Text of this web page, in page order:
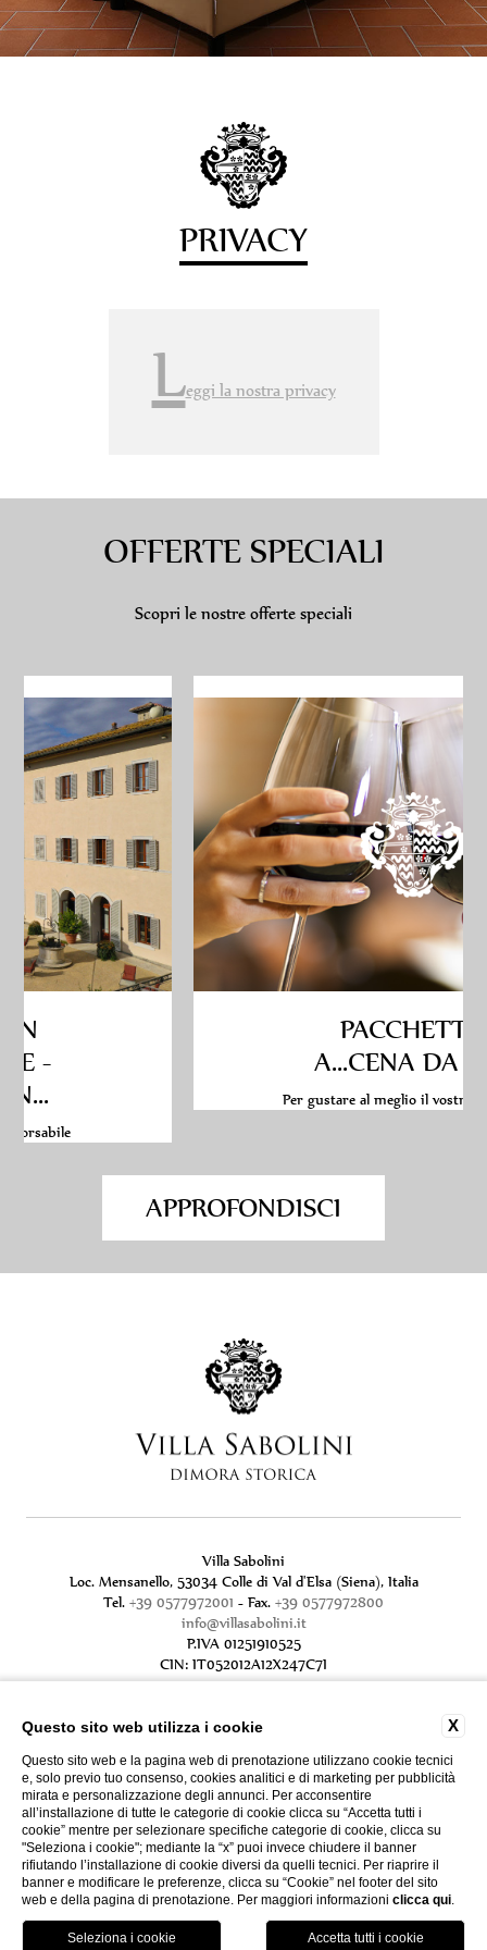
PRIVACY
Leggi la nostra privacy
OFFERTE SPECIALI
Scopri le nostre offerte speciali
PACCHETTO
A...CENA DA NOI
Per gustare al meglio il vostro soggiorn...
APPROFONDISCI
Villa Sabolini
Loc. Mensanello, 53034 Colle di Val d'Elsa (Siena), Italia
Tel. +39 0577972001 - Fax. +39 0577972800
info@villasabolini.it
P.IVA 01251910525
CIN: IT052012A12X247C7I
CONTATTI PRIVACY
DATI SOCIETARI
COOKIE POLICY
GDS ACCESSIBILITÀ
X
Questo sito web utilizza i cookie
Questo sito web e la pagina web di prenotazione utilizzano cookie tecnici
e, solo previo tuo consenso, cookies analitici e di marketing per pubblicità
mirata e personalizzazione degli annunci. Per acconsentire
all’installazione di tutte le categorie di cookie clicca su “Accetta tutti i
cookie” mentre per selezionare specifiche categorie di cookie, clicca su
"Seleziona i cookie"; mediante la “x” puoi invece chiudere il banner
rifiutando l’installazione di cookie diversi da quelli tecnici. Per riaprire il
banner e modificare le preferenze, clicca su “Cookie” nel footer del sito
web e della pagina di prenotazione. Per maggiori informazioni clicca qui.